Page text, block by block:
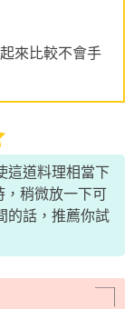
來比較不會手
這道料理相當下
，稍微放一下可
的話，推薦你試